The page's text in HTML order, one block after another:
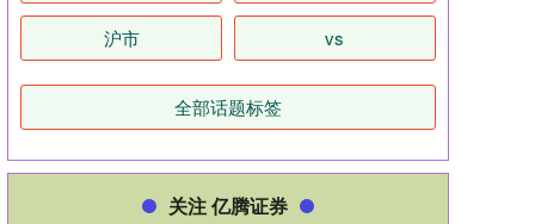
沪市 vs
全部话题标签
关注 亿腾证券